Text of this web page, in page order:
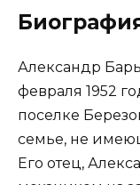
Александр
февраля 1952
поселке
семье, не
Его отец,